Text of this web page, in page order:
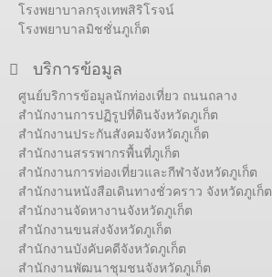
โรงพยาบาลกรุงเทพสิริโรจน์
โรงพยาบาลมิชชั่นภูเก็ต
บริการข้อมูล
ศูนย์บริการข้อมูลนักท่องเที่ยว ถนนถลาง
สำนักงานการปฏิรูปที่ดินจังหวัดภูเก็ต
สำนักงานประกันสังคมจังหวัดภูเก็ต
สำนักงานสรรพากรพื้นที่ภูเก็ต
สำนักงานการท่องเที่ยวและกีฬาจังหวัดภูเก็ต
สำนักงานหนังสือเดินทางชั่วคราว จังหวัดภูเก็ต
สำนักงานจัดหางานจังหวัดภูเก็ต
สำนักงานขนส่งจังหวัดภูเก็ต
สำนักงานบังคับคดีจังหวัดภูเก็ต
สำนักงานพัฒนาชุมชนจังหวัดภูเก็ต